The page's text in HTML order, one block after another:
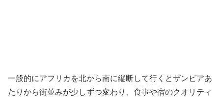
一般的にアフリカを北から南に縦断して行くとザンビアあ
たりから街並みが少しずつ変わり、食事や宿のクオリティ